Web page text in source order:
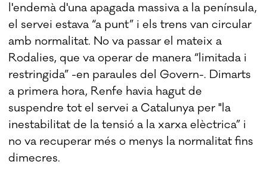
l'endemà d'una apagada massiva a la península,
el servei estava “a punt” i els trens van circular
amb normalitat. No va passar el mateix a
Rodalies, que va operar de manera “limitada i
restringida” -en paraules del Govern-. Dimarts
a primera hora, Renfe havia hagut de
suspendre tot el servei a Catalunya per "la
inestabilitat de la tensió a la xarxa elèctrica” i
no va recuperar més o menys la normalitat fins
dimecres.